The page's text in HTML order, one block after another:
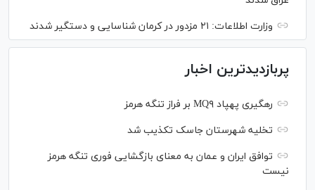
وزارت اطلاعات: ۲۱ مزدور در کرمان شناسایی و دستگیر شدند
پربازدیدترین اخبار
رهگیری پهپاد MQ۹ بر فراز تنگه هرمز
تخلیه شهرستان جاسک تکذیب شد
توافق ایران و عمان به معنای بازگشایی فوری تنگه هرمز
نیست